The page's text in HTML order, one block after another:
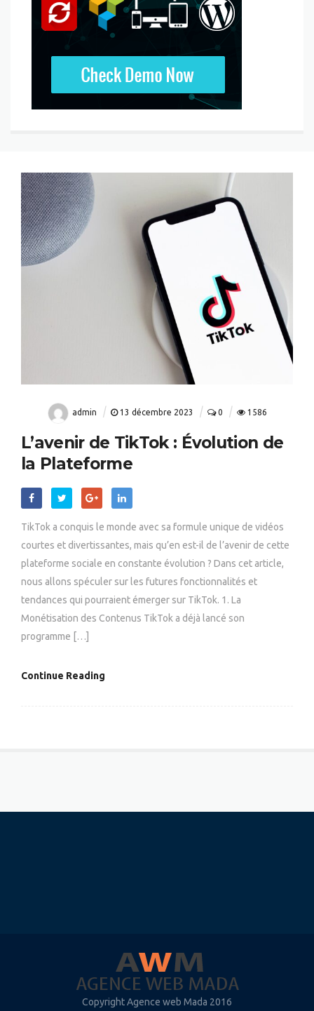
admin 13 décembre 2023 0 1586
L’avenir de TikTok : Évolution de
la Plateforme
TikTok a conquis le monde avec sa formule unique de vidéos
courtes et divertissantes, mais qu’en est-il de l’avenir de cette
plateforme sociale en constante évolution ? Dans cet article,
nous allons spéculer sur les futures fonctionnalités et
tendances qui pourraient émerger sur TikTok. 1. La
Monétisation des Contenus TikTok a déjà lancé son
programme […]
Continue Reading
Copyright Agence web Mada 2016